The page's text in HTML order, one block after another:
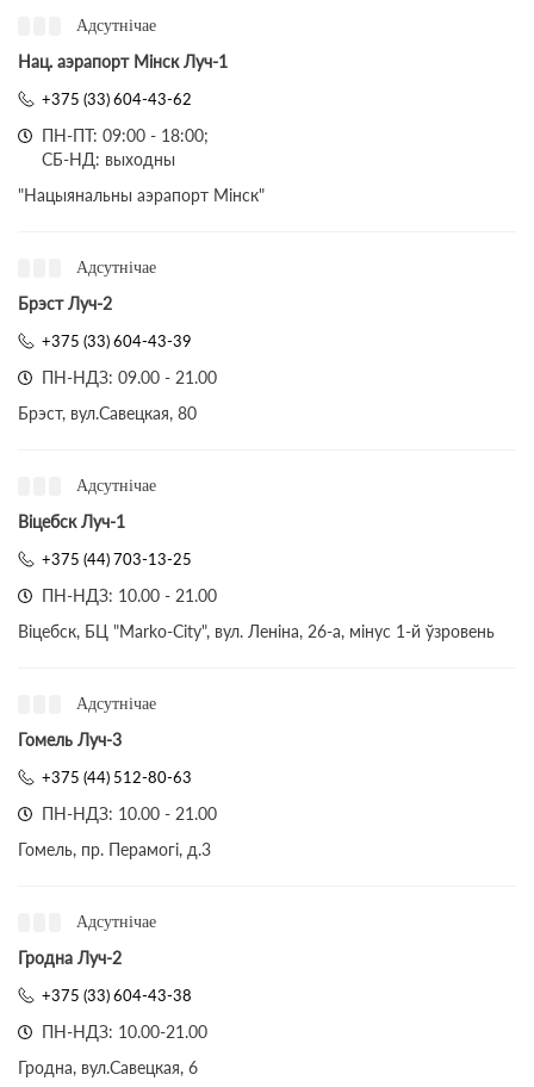
Адсутнічае
Нац. аэрапорт Мінск Луч-1
+375 (33) 604-43-62
ПН-ПТ: 09:00 - 18:00;
СБ-НД: выходны
"Нацыянальны аэрапорт Мінск"
Адсутнічае
Брэст Луч-2
+375 (33) 604-43-39
ПН-НДЗ: 09.00 - 21.00
Брэст, вул.Савецкая, 80
Адсутнічае
Віцебск Луч-1
+375 (44) 703-13-25
ПН-НДЗ: 10.00 - 21.00
Віцебск, БЦ "Marko-City", вул. Леніна, 26-а, мінус 1-й ўзровень
Адсутнічае
Гомель Луч-3
+375 (44) 512-80-63
ПН-НДЗ: 10.00 - 21.00
Гомель, пр. Перамогі, д.3
Адсутнічае
Гродна Луч-2
+375 (33) 604-43-38
ПН-НДЗ: 10.00-21.00
Гродна, вул.Савецкая, 6